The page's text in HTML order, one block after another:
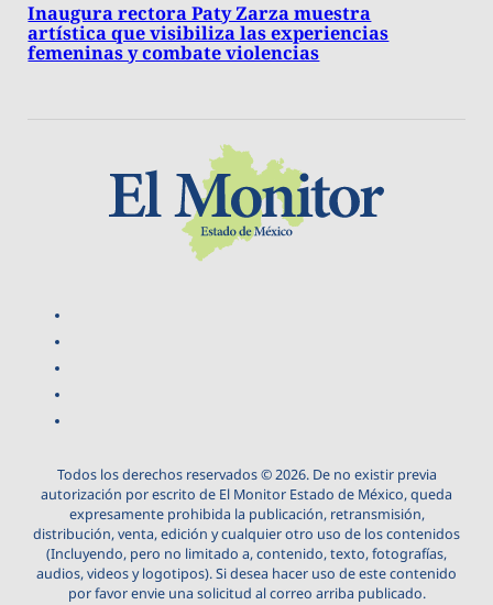
Inaugura rectora Paty Zarza muestra
artística que visibiliza las experiencias
femeninas y combate violencias
Todos los derechos reservados © 2026. De no existir previa
autorización por escrito de El Monitor Estado de México, queda
expresamente prohibida la publicación, retransmisión,
distribución, venta, edición y cualquier otro uso de los contenidos
(Incluyendo, pero no limitado a, contenido, texto, fotografías,
audios, videos y logotipos). Si desea hacer uso de este contenido
por favor envie una solicitud al correo arriba publicado.